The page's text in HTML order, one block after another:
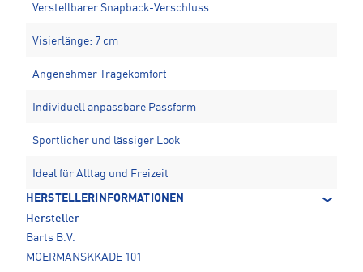
Verstellbarer Snapback-Verschluss
Visierlänge: 7 cm
Angenehmer Tragekomfort
Individuell anpassbare Passform
Sportlicher und lässiger Look
Ideal für Alltag und Freizeit
HERSTELLERINFORMATIONEN
Hersteller
Barts B.V.
MOERMANSKKADE 101